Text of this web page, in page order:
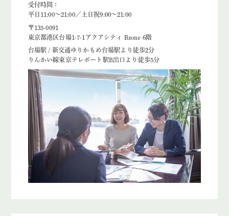
受付時間：
平日11:00～21:00／土日祝9:00～21:00
〒135-0091
東京都港区台場1-7-1アクアシティ Bzone 6階
台場駅 / 新交通ゆりかもめ台場駅より徒歩2分
りんかい線東京テレポート駅B出口より徒歩5分